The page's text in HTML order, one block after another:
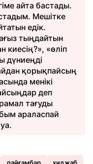
айта бастады.
Мешітке
едік.
тыңдайтын
киесің?», «өліп
дүниеңді
қорықпайсың
менікі
деп
тағуды
араласпай